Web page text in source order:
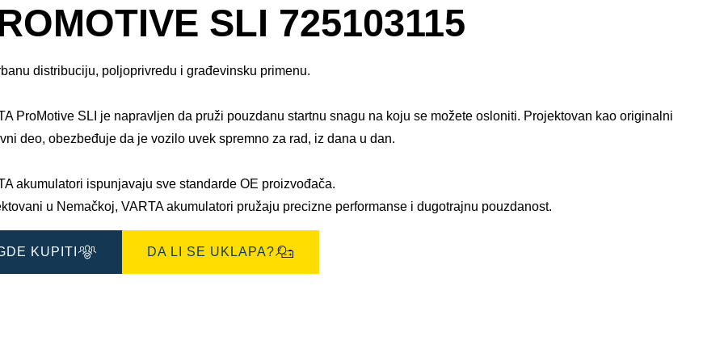
slike
SLI 725103115
distribuciju, poljoprivredu i građevinsku primenu.
ProMotive SLI je napravljen da pruži pouzdanu startnu snagu na koju se možete osloniti. Projektovan kao originalni
deo, obezbeđuje da je vozilo uvek spremno za rad, iz dana u dan.​
akumulatori ispunjavaju sve standarde OE proizvođača.​
u Nemačkoj, VARTA akumulatori pružaju precizne performanse i dugotrajnu pouzdanost.
KUPITI DA LI SE UKLAPA?